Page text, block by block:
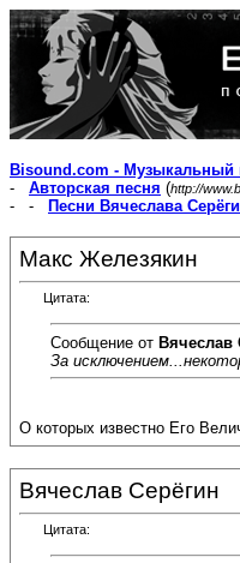
Bisound.com - Музыкальный
- Авторская песня (http://
- -
Песни Вячеслава
Макс Железякин
Цитата:
Сообщение от Вячеслав
За
О которых известно Его
Вячеслав Серёгин
Цитата: